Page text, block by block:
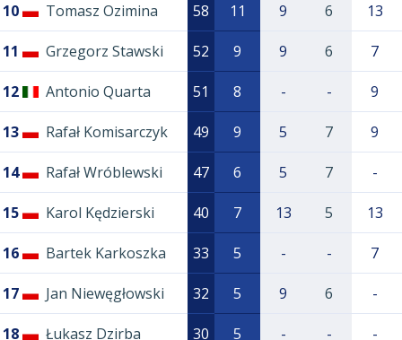
10 Tomasz Ozimina 58 11 9 6 13
11 Grzegorz Stawski 52 9 9 6 7
12 Antonio Quarta 51 8 - - 9
13 Rafał Komisarczyk 49 9 5 7 9
14 Rafał Wróblewski 47 6 5 7 -
15 Karol Kędzierski 40 7 13 5 13
16 Bartek Karkoszka 33 5 - - 7
17 Jan Niewęgłowski 32 5 9 6 -
18 Łukasz Dzirba 30 5 - - -